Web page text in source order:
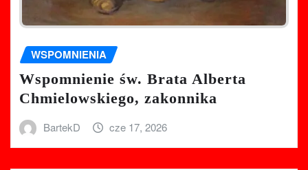
WSPOMNIENIA
Wspomnienie św. Brata Alberta
Chmielowskiego, zakonnika
BartekD cze 17, 2026